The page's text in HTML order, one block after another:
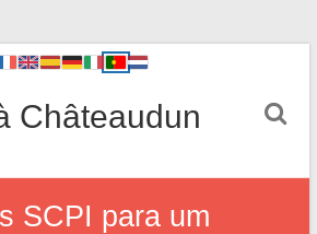
Châteaudun
SCPI para um